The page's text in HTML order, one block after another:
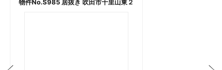
物件No.S985 居抜き 吹田市千里山東２